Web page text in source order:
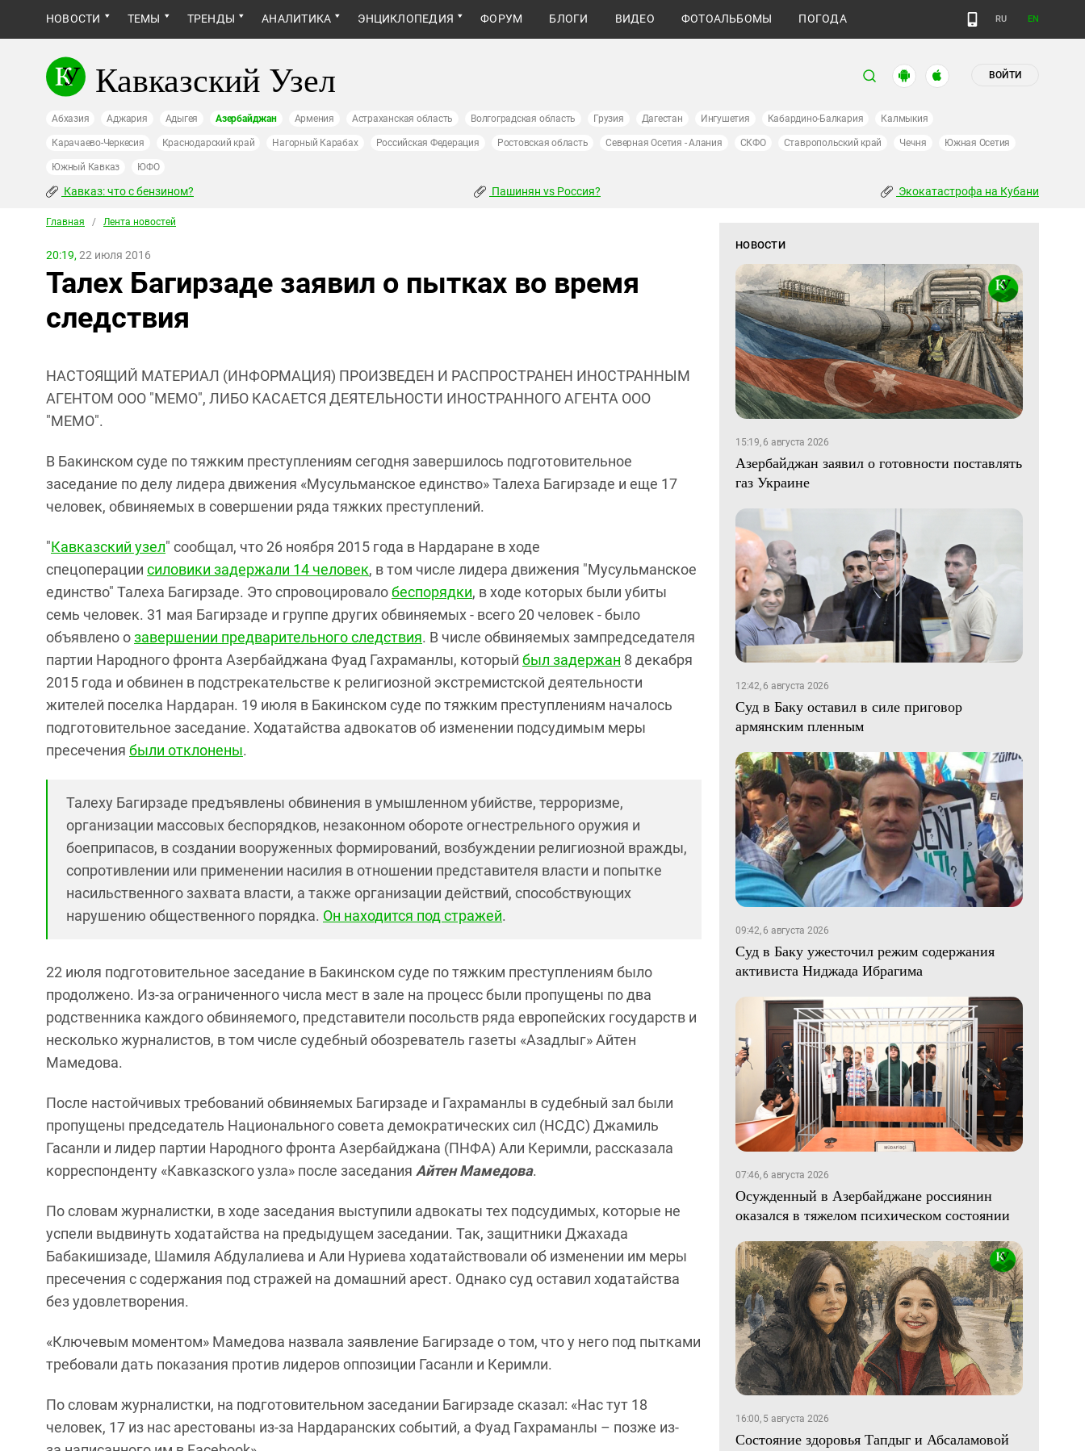
НОВОСТИ ТЕМЫ ТРЕНДЫ АНАЛИТИКА ЭНЦИКЛОПЕДИЯ ФОРУМ БЛОГИ ВИДЕО ФОТОАЛЬБОМЫ ПОГОДА RU EN
Кавказский Узел ВОЙТИ
Абхазия Аджария Адыгея Азербайджан Армения Астраханская область Волгоградская область Грузия Дагестан Ингушетия Кабардино-Балкария Калмыкия
Карачаево-Черкесия Краснодарский край Нагорный Карабах Российская Федерация Ростовская область Северная Осетия - Алания СКФО Ставропольский край Чечня Южная Осетия
Южный Кавказ ЮФО
Кавказ: что с бензином? Пашинян vs Россия? Экокатастрофа на Кубани
Главная / Лента новостей
20:19, 22 июля 2016
Талех Багирзаде заявил о пытках во время
следствия
НАСТОЯЩИЙ МАТЕРИАЛ (ИНФОРМАЦИЯ) ПРОИЗВЕДЕН И РАСПРОСТРАНЕН ИНОСТРАННЫМ
АГЕНТОМ ООО "МЕМО", ЛИБО КАСАЕТСЯ ДЕЯТЕЛЬНОСТИ ИНОСТРАННОГО АГЕНТА ООО
"МЕМО".
В Бакинском суде по тяжким преступлениям сегодня завершилось подготовительное
заседание по делу лидера движения «Мусульманское единство» Талеха Багирзаде и еще 17
человек, обвиняемых в совершении ряда тяжких преступлений.
"Кавказский узел" сообщал, что 26 ноября 2015 года в Нардаране в ходе
спецоперации силовики задержали 14 человек, в том числе лидера движения "Мусульманское
единство" Талеха Багирзаде. Это спровоцировалобеспорядки, в ходе которых были убиты
семь человек. 31 мая Багирзаде и группе других обвиняемых - всего 20 человек - было
объявлено озавершении предварительного следствия. В числе обвиняемых зампредседателя
партии Народного фронта Азербайджана Фуад Гахраманлы, который был задержан 8 декабря
2015 года и обвинен в подстрекательстве к религиозной экстремистской деятельности
жителей поселка Нардаран. 19 июля в Бакинском суде по тяжким преступлениям началось
подготовительное заседание. Ходатайства адвокатов об изменении подсудимым меры
пресечения были отклонены.
Талеху Багирзаде предъявлены обвинения в умышленном убийстве, терроризме,
организации массовых беспорядков, незаконном обороте огнестрельного оружия и
боеприпасов, в создании вооруженных формирований, возбуждении религиозной вражды,
сопротивлении или применении насилия в отношении представителя власти и попытке
насильственного захвата власти, а также организации действий, способствующих
нарушению общественного порядка. Он находится под стражей.
22 июля подготовительное заседание в Бакинском суде по тяжким преступлениям было
продолжено. Из-за ограниченного числа мест в зале на процесс были пропущены по два
родственника каждого обвиняемого, представители посольств ряда европейских государств и
несколько журналистов, в том числе судебный обозреватель газеты «Азадлыг» Айтен
Мамедова.
После настойчивых требований обвиняемых Багирзаде и Гахраманлы в судебный зал были
пропущены председатель Национального совета демократических сил (НСДС) Джамиль
Гасанли и лидер партии Народного фронта Азербайджана (ПНФА) Али Керимли, рассказала
корреспонденту «Кавказского узла» после заседания Айтен Мамедова.
По словам журналистки, в ходе заседания выступили адвокаты тех подсудимых, которые не
успели выдвинуть ходатайства на предыдущем заседании. Так, защитники Джахада
Бабакишизаде, Шамиля Абдулалиева и Али Нуриева ходатайствовали об изменении им меры
пресечения с содержания под стражей на домашний арест. Однако суд оставил ходатайства
без удовлетворения.
«Ключевым моментом» Мамедова назвала заявление Багирзаде о том, что у него под пытками
требовали дать показания против лидеров оппозиции Гасанли и Керимли.
По словам журналистки, на подготовительном заседании Багирзаде сказал: «Нас тут 18
человек, 17 из нас арестованы из-за Нардаранских событий, а Фуад Гахраманлы – позже из-
НОВОСТИ
15:19, 6 августа 2026
Азербайджан заявил о готовности поставлять
газ Украине
12:42, 6 августа 2026
Суд в Баку оставил в силе приговор
армянским пленным
09:42, 6 августа 2026
Суд в Баку ужесточил режим содержания
активиста Ниджада Ибрагима
07:46, 6 августа 2026
Осужденный в Азербайджане россиянин
оказался в тяжелом психическом состоянии
16:00, 5 августа 2026
Состояние здоровья Тапдыг и Абсаламовой